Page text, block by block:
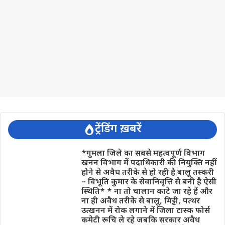
ट्रेंडिंग ख़बरें
*गुमला जिले का सबसे महत्वपूर्ण विभाग
खनन विभाग में पदाधिकारी की नियुक्ति नहीं
होने से अवैध तरीके से हो रही है बालू तस्करी
– विभूति कुमार के सेवानिवृत्ति से बनी है ऐसी
स्थिति* * ना तो चालान काटे जा रहे हैं और
ना ही अवैध तरीके से बालू, मिट्टी, पत्थर
उत्खनन में रोक लगाने में जिला टास्क फोर्स
कमेटी रूचि ले रहे जबकि सरकार अवैध